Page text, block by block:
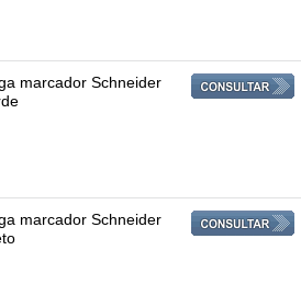
marcador Schneider
marcador Schneider